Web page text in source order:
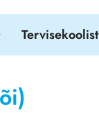
Tervisekoolist